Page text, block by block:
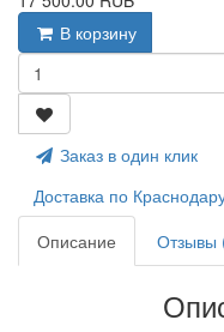
В корзину
Заказ в один клик
Доставка по
Описание
Отзывы